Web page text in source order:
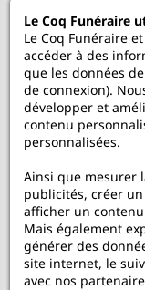
Le Coq Funéraire
Nos services
Mon Compte
Aide
A propos
Le Coq Funéraire
Le Coq Funéraire
accéder à des
que les données
de connexion).
développer et
contenu
personnalisées.
Ainsi que mesurer
publicités, créer
afficher un
Mais également
générer des
site internet, le
avec nos